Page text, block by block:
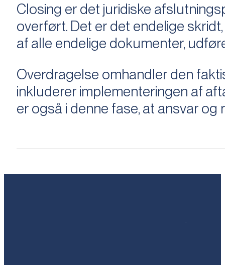
Closing er det juridiske
overført. Det er det endelige
af alle endelige dokumenter,
Overdragelse omhandler den
inkluderer implementeringen af
er også i denne fase, at ansvar